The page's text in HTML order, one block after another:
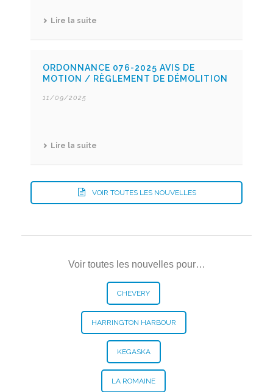
Lire la suite
ORDONNANCE 076-2025 AVIS DE
MOTION / RÈGLEMENT DE DÉMOLITION
11/09/2025
Lire la suite
VOIR TOUTES LES NOUVELLES
Voir toutes les nouvelles pour…
CHEVERY
HARRINGTON HARBOUR
KEGASKA
LA ROMAINE